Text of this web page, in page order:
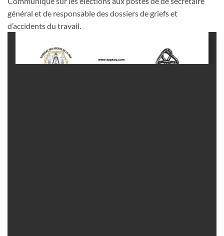
général et de responsable des dossiers de griefs et
d’accidents du travail.